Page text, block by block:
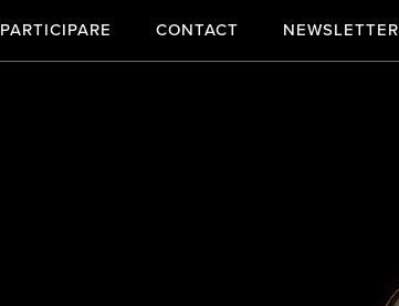
PARTICIPARE CONTACT NEWSLETTER